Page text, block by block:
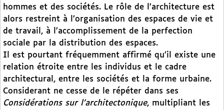
hommes et des sociétés. Le rôle de l’architecture est
alors restreint à l’organisation des espaces de vie et
de travail, à l’accomplissement de la perfection
sociale par la distribution des espaces.
Il est pourtant fréquemment affirmé qu’il existe une
relation étroite entre les individus et le cadre
architectural, entre les sociétés et la forme urbaine.
Considerant ne cesse de le répéter dans ses
Considérations sur l’architectonique, multipliant les